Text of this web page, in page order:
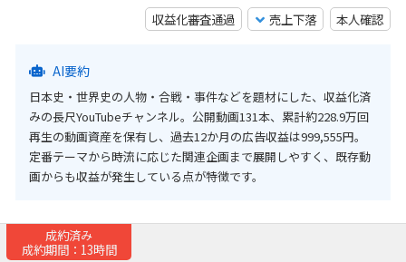
収益化審査通過 売上下落 本人確認
AI要約
日本史・世界史の人物・合戦・事件などを題材にした、収益化済
みの長尺YouTubeチャンネル。公開動画131本、累計約228.9万回
再生の動画資産を保有し、過去12か月の広告収益は999,555円。
定番テーマから時流に応じた関連企画まで展開しやすく、既存動
画からも収益が発生している点が特徴です。
成約済み
成約期間：13時間